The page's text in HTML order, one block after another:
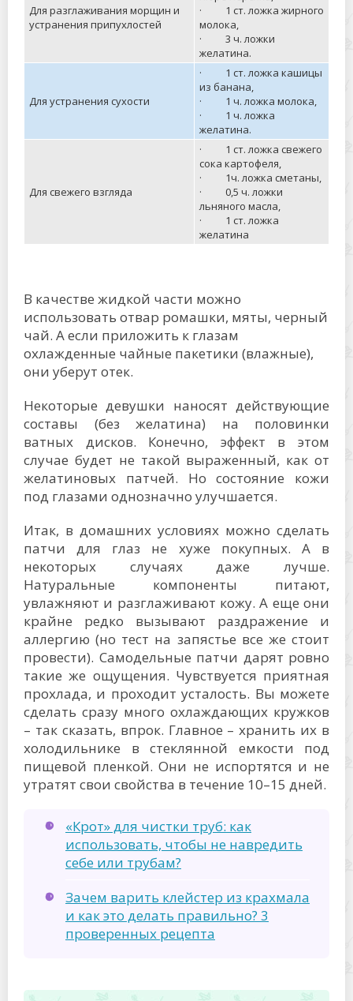
Для разглаживания морщин и
устранения припухлостей
· 1 ст. ложка жирного
молока,
· 3 ч. ложки
желатина.
Для устранения сухости
· 1 ст. ложка кашицы
из банана,
· 1 ч. ложка молока,
· 1 ч. ложка
желатина.
Для свежего взгляда
· 1 ст. ложка свежего
сока картофеля,
· 1ч. ложка сметаны,
· 0,5 ч. ложки
льняного масла,
· 1 ст. ложка
желатина
В качестве жидкой части можно
использовать отвар ромашки, мяты, черный
чай. А если приложить к глазам
охлажденные чайные пакетики (влажные),
они уберут отек.
Некоторые девушки наносят действующие
составы (без желатина) на половинки
ватных дисков. Конечно, эффект в этом
случае будет не такой выраженный, как от
желатиновых патчей. Но состояние кожи
под глазами однозначно улучшается.
Итак, в домашних условиях можно сделать
патчи для глаз не хуже покупных. А в
некоторых случаях даже лучше.
Натуральные компоненты питают,
увлажняют и разглаживают кожу. А еще они
крайне редко вызывают раздражение и
аллергию (но тест на запястье все же стоит
провести). Самодельные патчи дарят ровно
такие же ощущения. Чувствуется приятная
прохлада, и проходит усталость. Вы можете
сделать сразу много охлаждающих кружков
– так сказать, впрок. Главное – хранить их в
холодильнике в стеклянной емкости под
пищевой пленкой. Они не испортятся и не
утратят свои свойства в течение 10–15 дней.
«Крот» для чистки труб: как
использовать, чтобы не навредить
себе или трубам?
Зачем варить клейстер из крахмала
и как это делать правильно? 3
проверенных рецепта